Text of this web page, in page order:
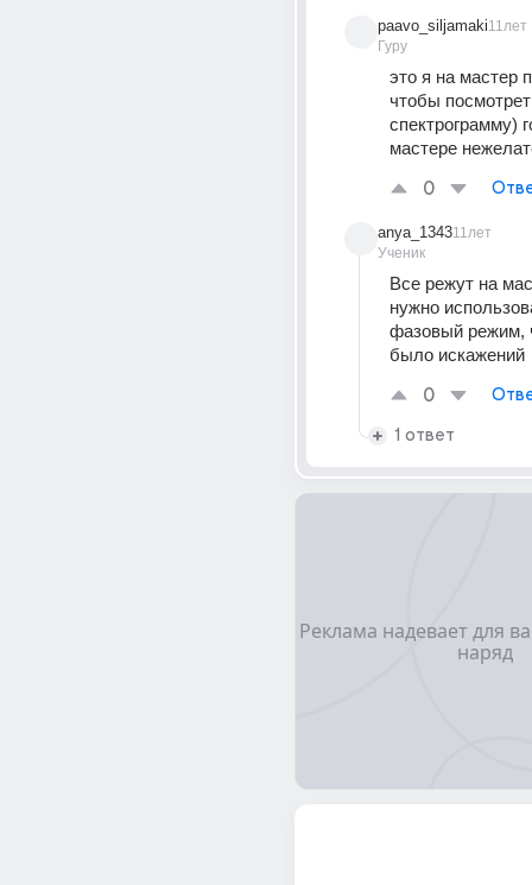
paavo_siljamaki
Гуру
11лет
это я на мастер
чтобы
спектрограмму)
мастере
0
anya_1343
Ученик
11лет
Все режут на
нужно
фазовый режим,
было искажений
0
1 ответ